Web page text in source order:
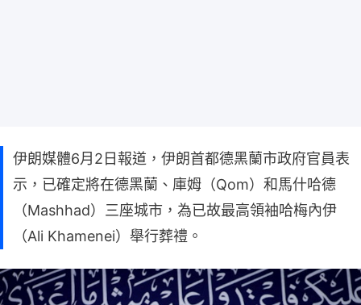
伊朗媒體6月2日報道，伊朗首都德黑蘭市政府官員表
示，已確定將在德黑蘭、庫姆（Qom）和馬什哈德
（Mashhad）三座城市，為已故最高領袖哈梅內伊
（Ali Khamenei）舉行葬禮。